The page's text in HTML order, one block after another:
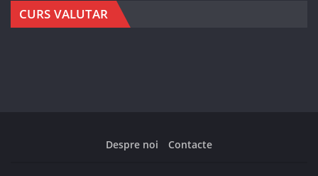
CURS VALUTAR
Despre noi Contacte